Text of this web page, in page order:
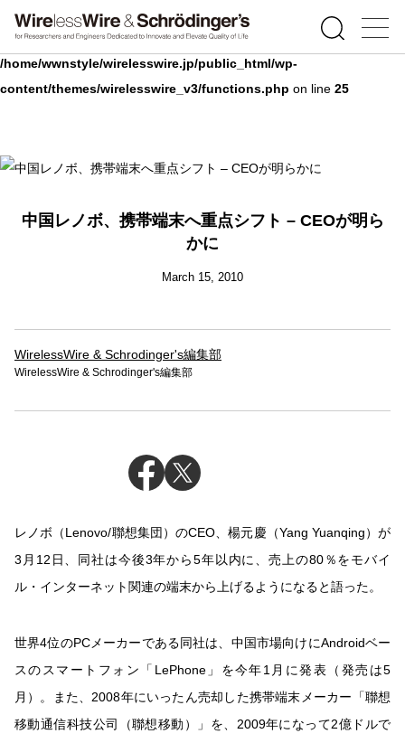
Warning: Undefined array key 0 in
/home/wwnstyle/wirelesswire.jp/public_html/wp-
content/themes/wirelesswire_v3/functions.php on line 25
中国レノボ、携帯端末へ重点シフト – CEOが明ら
かに
March 15, 2010
WirelessWire & Schrodinger's編集部
WirelessWire & Schrodinger's編集部
レノボ（Lenovo/聯想集団）のCEO、楊元慶（Yang Yuanqing）が
3月12日、同社は今後3年から5年以内に、売上の80％をモバイ
ル・インターネット関連の端末から上げるようになると語った。
世界4位のPCメーカーである同社は、中国市場向けにAndroidベー
スのスマートフォン「LePhone」を今年1月に発表（発売は5
月）。また、2008年にいったん売却した携帯端末メーカー「聯想
移動通信科技公司（聯想移動）」を、2009年になって2億ドルで